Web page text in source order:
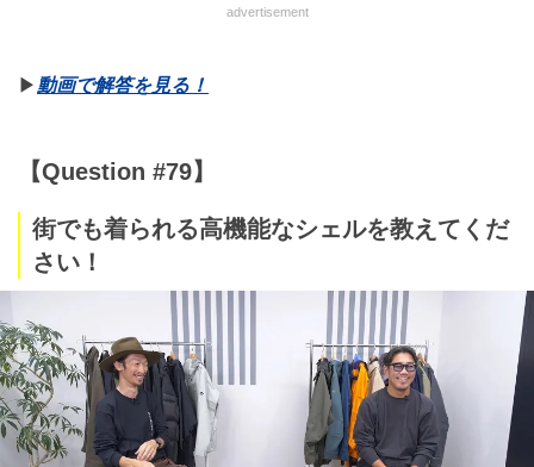
advertisement
▶︎ 動画で解答を見る！
【Question #79】
街でも着られる高機能なシェルを教えてくだ
さい！